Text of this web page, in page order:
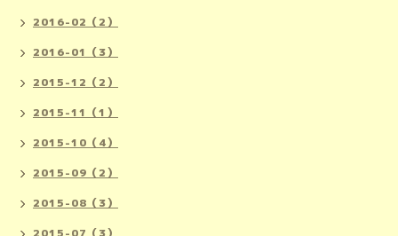
2016-02（2）
2016-01（3）
2015-12（2）
2015-11（1）
2015-10（4）
2015-09（2）
2015-08（3）
2015-07（3）